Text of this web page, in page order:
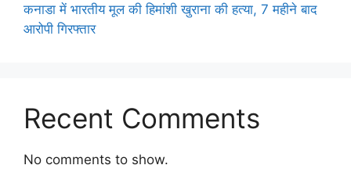
कनाडा में भारतीय मूल की हिमांशी खुराना की हत्या, 7 महीने बाद
आरोपी गिरफ्तार
Recent Comments
No comments to show.